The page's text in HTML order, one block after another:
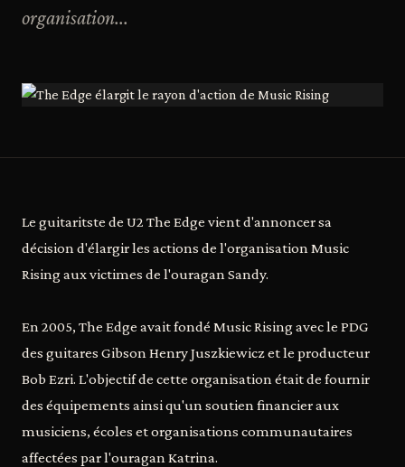
organisation...
Le guitaritste de U2 The Edge vient d'annoncer sa
décision d'élargir les actions de l'organisation Music
Rising aux victimes de l'ouragan Sandy.
En 2005, The Edge avait fondé Music Rising avec le PDG
des guitares Gibson Henry Juszkiewicz et le producteur
Bob Ezri. L'objectif de cette organisation était de fournir
des équipements ainsi qu'un soutien financier aux
musiciens, écoles et organisations communautaires
affectées par l'ouragan Katrina.